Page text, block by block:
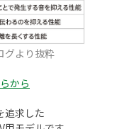
グより抜粋
から
追求した